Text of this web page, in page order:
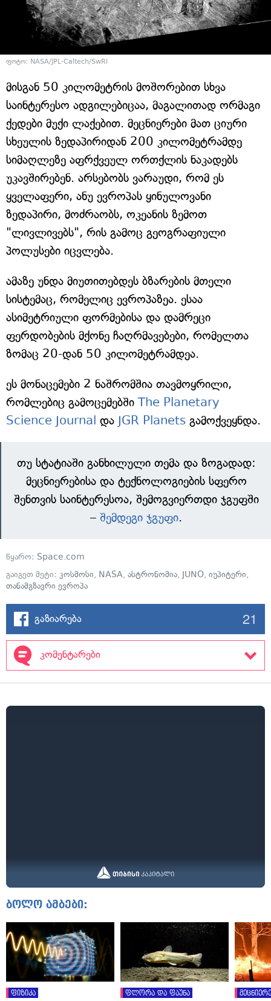
ფოტო: NASA/JPL-Caltech/SwRI
მისგან 50 კილომეტრის მოშორებით სხვა
საინტერესო ადგილებიცაა, მაგალითად ორმაგი
ქედები მუქი ლაქებით. მეცნიერები მათ ციური
სხეულის ზედაპირიდან 200 კილომეტრამდე
სიმაღლეზე აფრქვეულ ორთქლის ნაკადებს
უკავშირებენ. არსებობს ვარაუდი, რომ ეს
ყველაფერი, ანუ ევროპას ყინულოვანი
ზედაპირი, მოძრაობს, ოკეანის ზემოთ
"ლივლივებს", რის გამოც გეოგრაფიული
პოლუსები იცვლება.
ამაზე უნდა მიუთითებდეს ბზარების მთელი
სისტემაც, რომელიც ევროპაზეა. ესაა
ასიმეტრიული ფორმებისა და დამრეცი
ფერდობების მქონე ჩაღრმავებები, რომელთა
ზომაც 20-დან 50 კილომეტრამდეა.
ეს მონაცემები 2 ნაშრომშია თავმოყრილი,
რომლებიც გამოცემებში The Planetary
Science Journal და JGR Planets გამოქვეყნდა.
თუ სტატიაში განხილული თემა და ზოგადად:
მეცნიერებისა და ტექნოლოგიების სფერო
შენთვის საინტერესოა, შემოგვიერთდი ჯგუფში
– შემდეგი ჯგუფი.
წყარო: Space.com
გაიგეთ მეტი: კოსმოსი, NASA, ასტრონომია, JUNO, იუპიტერი,
თანამგზავრი ევროპა
გაზიარება 21
კომენტარები
ბოლო ამბები:
ფიზიკა ფლორა და ფაუნა